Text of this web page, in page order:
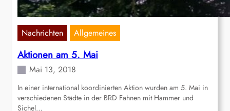
Nachrichten Allgemeines
Aktionen am 5. Mai
Mai 13, 2018
In einer international koordinierten Aktion wurden am 5. Mai in
verschiedenen Städte in der BRD Fahnen mit Hammer und
Sichel…